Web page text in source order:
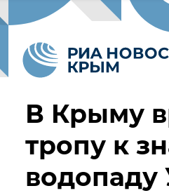
В Крыму
тропу к
водопаду